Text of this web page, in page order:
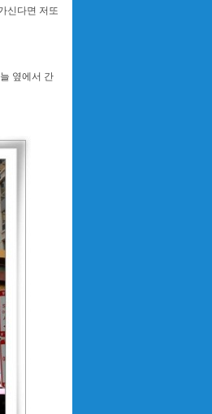
신다면 저또
옆에서 간